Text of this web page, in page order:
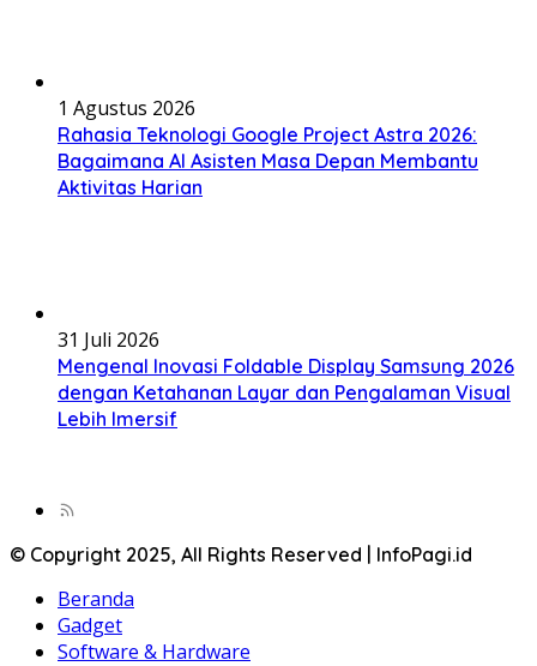
1 Agustus 2026
Rahasia Teknologi Google Project Astra 2026:
Bagaimana AI Asisten Masa Depan Membantu
Aktivitas Harian
31 Juli 2026
Mengenal Inovasi Foldable Display Samsung 2026
dengan Ketahanan Layar dan Pengalaman Visual
Lebih Imersif
© Copyright 2025, All Rights Reserved | InfoPagi.id
Beranda
Gadget
Software & Hardware